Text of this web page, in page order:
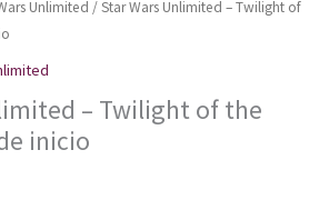
Unlimited / Star Wars Unlimited – Twilight of
– Twilight of the
inicio